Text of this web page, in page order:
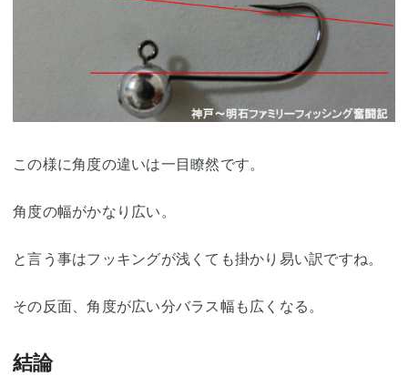
この様に角度の違いは一目瞭然です。
角度の幅がかなり広い。
と言う事はフッキングが浅くても掛かり易い訳ですね。
その反面、角度が広い分バラス幅も広くなる。
結論